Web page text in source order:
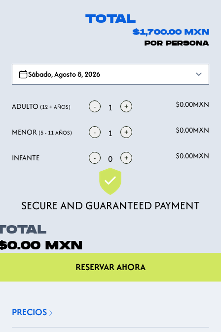
TOTAL
$1,700.00 MXN
POR PERSONA
Sábado, Agosto 8, 2026
ADULTO (12 + AÑOS) - 1 + $0.00MXN
MENOR (5 - 11 AÑOS) - 1 + $0.00MXN
INFANTE - 0 + $0.00MXN
SECURE AND GUARANTEED PAYMENT
MXN
RESERVAR AHORA
PRECIOS